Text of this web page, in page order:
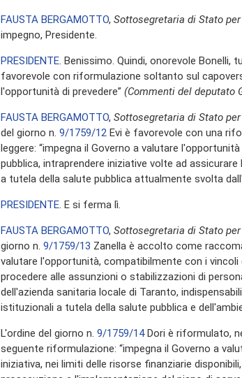
FAUSTA BERGAMOTTO, Sottosegretaria di Stato
impegno, Presidente.
PRESIDENTE. Benissimo. Quindi, onorevole Bonelli,
favorevole con riformulazione soltanto sul
l'opportunità di prevedere” (Commenti del deputato
FAUSTA BERGAMOTTO, Sottosegretaria di Stato
del giorno n. 9/1759/12 Evi è favorevole con una
leggere: “impegna il Governo a valutare
pubblica, intraprendere iniziative volte ad
a tutela della salute pubblica attualmente svolta
PRESIDENTE. E si ferma lì.
FAUSTA BERGAMOTTO, Sottosegretaria di Stato
giorno n. 9/1759/13 Zanella è accolto come
valutare l'opportunità, compatibilmente con i
procedere alle assunzioni o stabilizzazioni di
dell'azienda sanitaria locale di Taranto,
istituzionali a tutela della salute pubblica e
L'ordine del giorno n. 9/1759/14Dori è riformulato,
seguente riformulazione: “impegna il Governo a
iniziativa, nei limiti delle risorse finanziarie